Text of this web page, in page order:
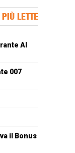
LETTE
Al
007
il Bonus